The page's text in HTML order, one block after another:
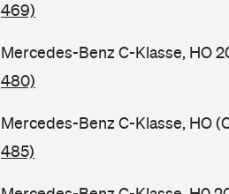
469)
Mercedes-Benz C-Klasse, HO
480)
Mercedes-Benz C-Klasse, HO
485)